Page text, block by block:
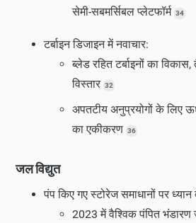
सेमी-सबमर्सिबल प्लेटफॉर्म 34
टर्बाइन डिजाइन में नवाचार:
ब्लेड रहित टर्बाइनों का
विस्तार 32
अपतटीय अनुप्रयोगों के लिए
का एकीकरण 36
जल विद्युत
पंप किए गए स्टोरेज समाधानों पर ध्यान
2023 में वैश्विक पंपित भंडारण